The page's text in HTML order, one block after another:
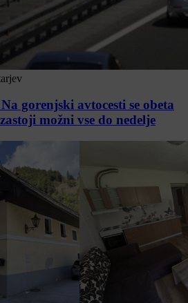
gorenjski avtocesti se obeta
možni vse do nedelje